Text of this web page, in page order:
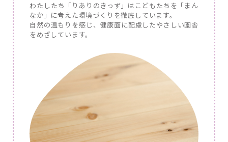
わたしたち「りありのきっず」はこどもたちを「まん
なか」に考えた環境づくりを徹底しています。
自然の温もりを感じ、健康面に配慮したやさしい園舎
をめざしています。